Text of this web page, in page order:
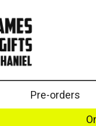
Pre-orders